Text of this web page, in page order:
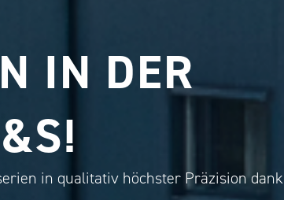
IN DER
in qualitativ höchster Präzision dank